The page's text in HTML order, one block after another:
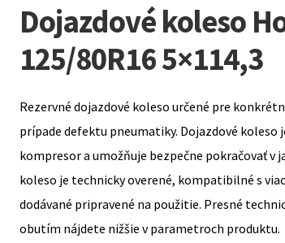
Dojazdové koleso
125/80R16 5×114,3
Rezervné dojazdové koleso určené pre
prípade defektu pneumatiky. Dojazdové
kompresor a umožňuje bezpečne pokračovať v
koleso je technicky overené, kompatibilné s
dodávané pripravené na použitie. Presné
obutím nájdete nižšie v parametroch produktu.